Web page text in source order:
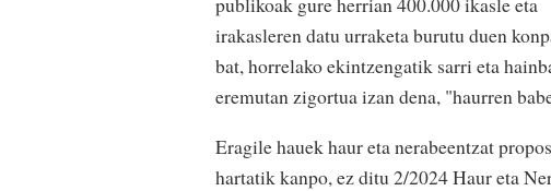
irakasleren datu urraketa burutu duen
bat, horrelako ekintzengatik sarri eta
eremutan zigortua izan dena, "haurren
Eragile hauek haur eta nerabeentzat
hartatik kanpo, ez ditu 2/2024 Haur eta